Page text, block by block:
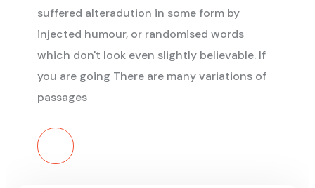
suffered alteradution in some form by
injected humour, or randomised words
which don't look even slightly believable. If
you are going There are many variations of
passages
Read More